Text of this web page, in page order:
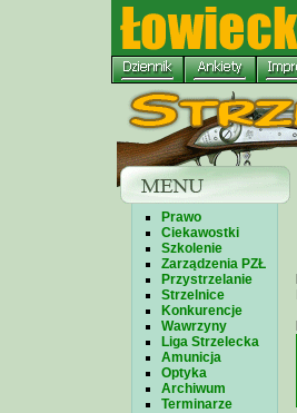
Prawo
Ciekawostki
Szkolenie
Zarządzenia PZŁ
Przystrzelanie
Strzelnice
Konkurencje
Wawrzyny
Liga Strzelecka
Amunicja
Optyka
Archiwum
Terminarze